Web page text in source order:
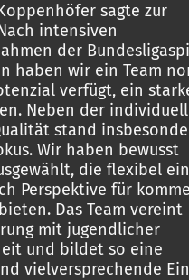
sagte zur
intensiven
der
haben wir ein Team
verfügt, ein
Neben der
stand
Wir haben bewusst
die flexibel
Perspektive für
Das Team vereint
mit jugendlicher
und bildet so eine
vielversprechende